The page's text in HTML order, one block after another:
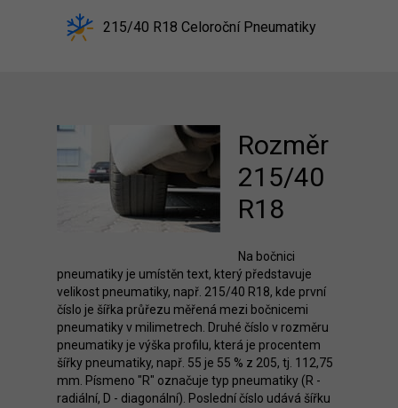
215/40 R18 Celoroční Pneumatiky
Rozměr
215/40
R18
Na bočnici
pneumatiky je umístěn text, který představuje
velikost pneumatiky, např. 215/40 R18, kde první
číslo je šířka průřezu měřená mezi bočnicemi
pneumatiky v milimetrech. Druhé číslo v rozměru
pneumatiky je výška profilu, která je procentem
šířky pneumatiky, např. 55 je 55 % z 205, tj. 112,75
mm. Písmeno "R" označuje typ pneumatiky (R -
radiální, D - diagonální). Poslední číslo udává šířku